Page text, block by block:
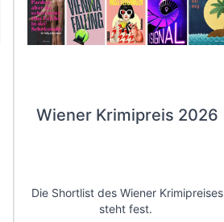
Wiener Krimipreis 2026
Die Shortlist des Wiener Krimipreises
steht fest.